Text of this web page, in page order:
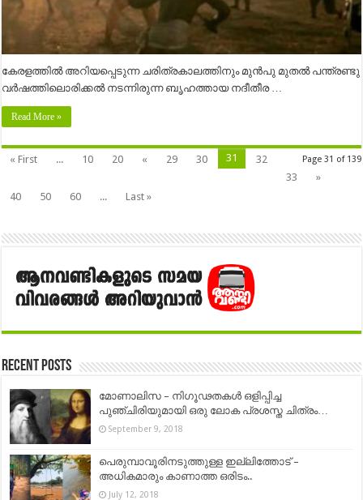
കേരളത്തിൽ അറിയപ്പെടുന്ന ചരിത്രകാലത്തിനും മുൻപു മുതൽ പന്ത്രണ്ടു
വർഷത്തിലൊരിക്കൽ നടന്നിരുന്ന ബൃഹത്തായ നദീതീര …
Read More »
Page 31 of 139
« First ... 10 20 « 29 30 31
32
33
»
40
50 60 ... Last »
Recent Posts
മോണാലിസ – നിഗൂഢതകൾ ഒളിപ്പിച്ച
പുഞ്ചിരിയുമായി ഒരു ലോക പ്രശസ്ത ചിത്രം…
September 9, 2018
പെരുമ്പാവൂരിനടുത്തുള്ള ഇല്ലിത്തോട് –
അധികമാരും കാണാത്ത ഒരിടം..
July 12, 2018